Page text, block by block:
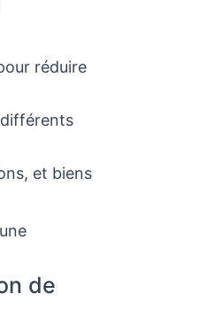
réduire
et biens
de